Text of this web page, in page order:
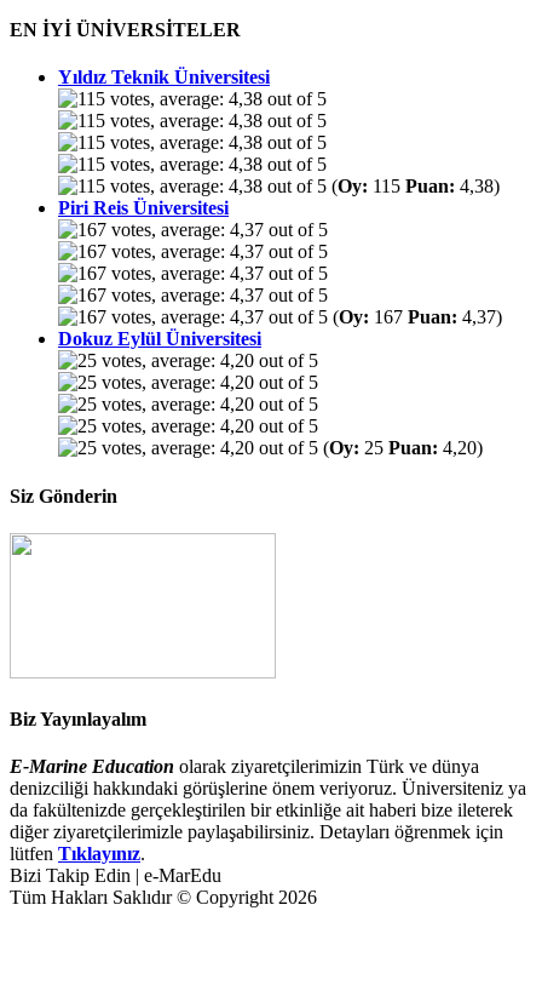
EN İYİ ÜNİVERSİTELER
Yıldız Teknik Üniversitesi
(Oy: 115 Puan: 4,38)
Piri Reis Üniversitesi
(Oy: 167 Puan: 4,37)
Dokuz Eylül Üniversitesi
(Oy: 25 Puan: 4,20)
Siz Gönderin
Biz Yayınlayalım
E-Marine Education olarak ziyaretçilerimizin Türk ve dünya
denizciliği hakkındaki görüşlerine önem veriyoruz. Üniversiteniz ya
da fakültenizde gerçekleştirilen bir etkinliğe ait haberi bize ileterek
diğer ziyaretçilerimizle paylaşabilirsiniz. Detayları öğrenmek için
lütfen Tıklayınız.
Bizi Takip Edin | e-MarEdu
Tüm Hakları Saklıdır © Copyright 2026